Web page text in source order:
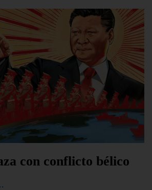
con conflicto bélico